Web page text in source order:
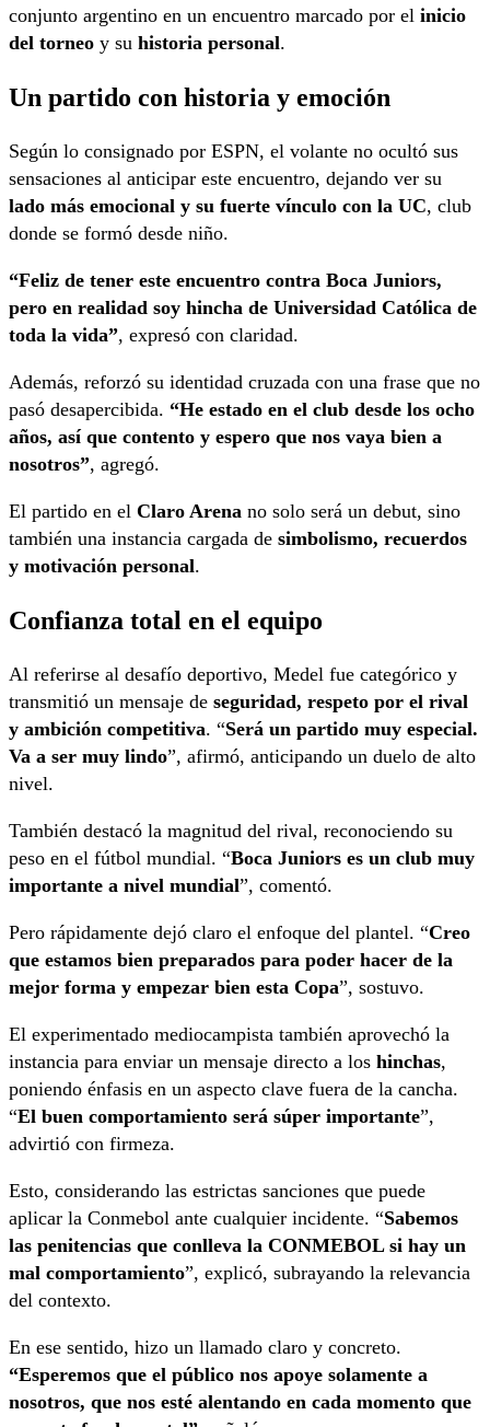
conjunto argentino en un encuentro marcado por el inicio
del torneo y su historia personal.
Un partido con historia y emoción
Según lo consignado por ESPN, el volante no ocultó sus
sensaciones al anticipar este encuentro, dejando ver su
lado más emocional y su fuerte vínculo con la UC, club
donde se formó desde niño.
“Feliz de tener este encuentro contra Boca Juniors,
pero en realidad soy hincha de Universidad Católica de
toda la vida”, expresó con claridad.
Además, reforzó su identidad cruzada con una frase que no
pasó desapercibida. “He estado en el club desde los ocho
años, así que contento y espero que nos vaya bien a
nosotros”, agregó.
El partido en el Claro Arena no solo será un debut, sino
también una instancia cargada de simbolismo, recuerdos
y motivación personal.
Confianza total en el equipo
Al referirse al desafío deportivo, Medel fue categórico y
transmitió un mensaje de seguridad, respeto por el rival
y ambición competitiva. “Será un partido muy especial.
Va a ser muy lindo”, afirmó, anticipando un duelo de alto
nivel.
También destacó la magnitud del rival, reconociendo su
peso en el fútbol mundial. “Boca Juniors es un club muy
importante a nivel mundial”, comentó.
Pero rápidamente dejó claro el enfoque del plantel. “Creo
que estamos bien preparados para poder hacer de la
mejor forma y empezar bien esta Copa”, sostuvo.
El experimentado mediocampista también aprovechó la
instancia para enviar un mensaje directo a los hinchas,
poniendo énfasis en un aspecto clave fuera de la cancha.
“El buen comportamiento será súper importante”,
advirtió con firmeza.
Esto, considerando las estrictas sanciones que puede
aplicar la Conmebol ante cualquier incidente. “Sabemos
las penitencias que conlleva la CONMEBOL si hay un
mal comportamiento”, explicó, subrayando la relevancia
del contexto.
En ese sentido, hizo un llamado claro y concreto.
“Esperemos que el público nos apoye solamente a
nosotros, que nos esté alentando en cada momento que